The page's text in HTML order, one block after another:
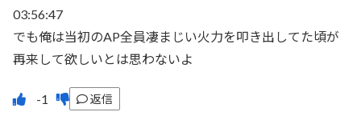
03:56:47
でも俺は当初のAP全員凄まじい火力を叩き出してた頃が
再来して欲しいとは思わないよ
返信